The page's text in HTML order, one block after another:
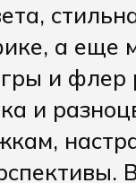
а еще
и флер
и